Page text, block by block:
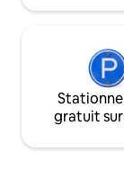
gratuit